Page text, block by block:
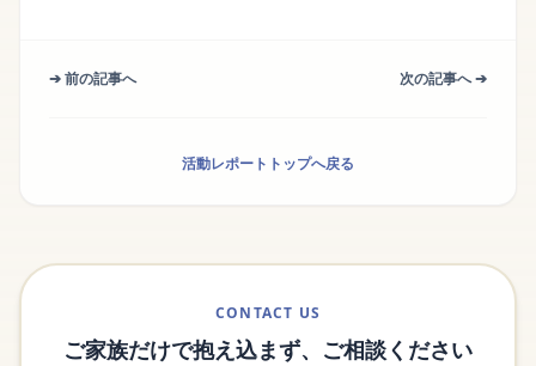
➔ 前の記事へ 次の記事へ ➔
活動レポートトップへ戻る
CONTACT US
ご家族だけで抱え込まず、ご相談ください